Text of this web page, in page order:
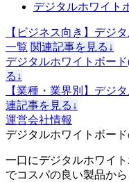
デジタルホワイト
【ビジネス向き】デジ
一覧 関連記事を見る↓
デジタルホワイトボー
る↓
【業種・業界別】デジ
連記事を見る↓
運営会社情報
デジタルホワイトボー
一口にデジタルホワイ
でコスパの良い製品か